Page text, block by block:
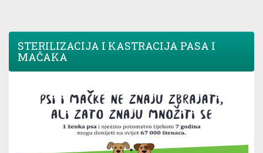
STERILIZACIJA I KASTRACIJA PASA I
MAČAKA